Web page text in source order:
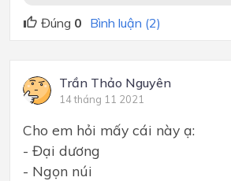
Đúng 0 Bình luận (2)
Trần Thảo Nguyên
14 tháng 11 2021
Cho em hỏi mấy cái này ạ:
- Đại dương
- Ngọn núi